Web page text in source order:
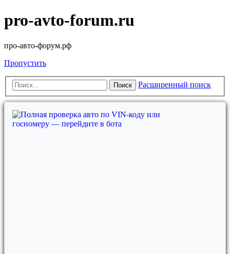
pro-avto-forum.ru
про-авто-форум.рф
Пропустить
Поиск Расширенный поиск